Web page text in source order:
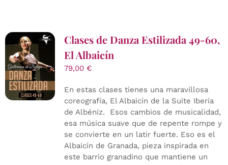
Clases de Danza Estilizada 49-60,
El Albaicín
79,00 €
En estas clases tienes una maravillosa
coreografía, El Albaicín de la Suite Iberia
de Albéniz. Esos cambios de musicalidad,
esa música suave que de repente rompe y
se convierte en un latir fuerte. Eso es el
Albaicín de Granada, pieza inspirada en
este barrio granadino que mantiene un